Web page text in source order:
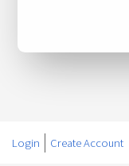
Login Create Account